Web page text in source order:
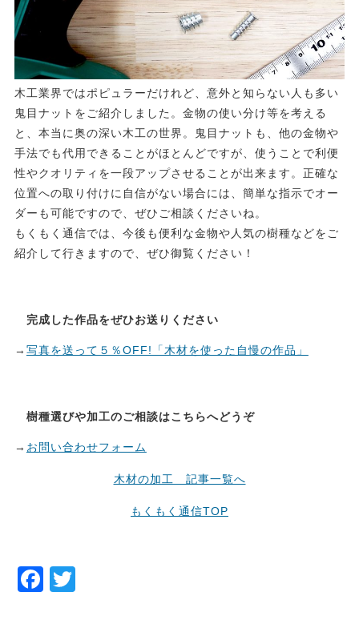
木工業界ではポピュラーだけれど、意外と知らない人も多い
鬼目ナットをご紹介しました。金物の使い分け等を考える
と、本当に奥の深い木工の世界。鬼目ナットも、他の金物や
手法でも代用できることがほとんどですが、使うことで利便
性やクオリティを一段アップさせることが出来ます。正確な
位置への取り付けに自信がない場合には、簡単な指示でオー
ダーも可能ですので、ぜひご相談くださいね。
もくもく通信では、今後も便利な金物や人気の樹種などをご
紹介して行きますので、ぜひ御覧ください！
完成した作品をぜひお送りください
→ 写真を送って５％OFF!「木材を使った自慢の作品」
樹種選びや加工のご相談はこちらへどうぞ
→ お問い合わせフォーム
木材の加工 記事一覧へ
もくもく通信TOP
F T